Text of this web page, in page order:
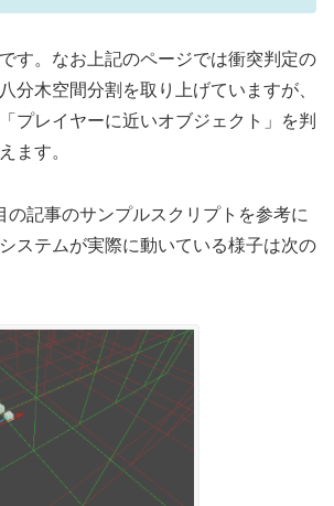
す。なお上記のページでは衝突判定の
分木空間分割を取り上げていますが、
プレイヤーに近いオブジェクト」を判
ます。
の記事のサンプルスクリプトを参考に
ステムが実際に動いている様子は次の